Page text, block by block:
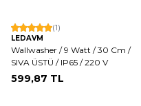
(1)
LEDAVM
Wallwasher / 9 Watt / 30 Cm /
SIVA ÜSTÜ / IP65 / 220 V
599,87 TL